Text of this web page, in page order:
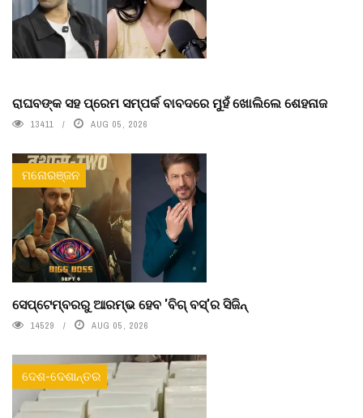
ରାଘବଙ୍କ ସହ ପ୍ରେମ ସମ୍ପର୍କ ବାବଦରେ ମୁହଁ ଖୋଲିଲେ ଶେହନାଜ
13411 AUG 05, 2026
ମନୋରଞ୍ଜନ
ସେପ୍ଟେମ୍ବରରୁ ଆରମ୍ଭ ହେବ 'ବିଗ୍ ବସ୍'ର ସିଜିନ୍
14529 AUG 05, 2026
ଦେଶ-ଦେଶାନ୍ତର